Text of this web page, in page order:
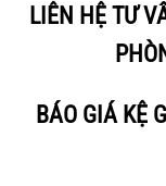
LIÊN HỆ TƯ
BÁO GIÁ KỆ